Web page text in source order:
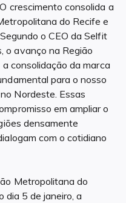
crescimento consolida a
do Recife e
o CEO da Selfit
o avanço na Região
consolidação da marca
para o nosso
Nordeste. Essas
em ampliar o
densamente
com o cotidiano
Metropolitana do
dia 5 de janeiro, a